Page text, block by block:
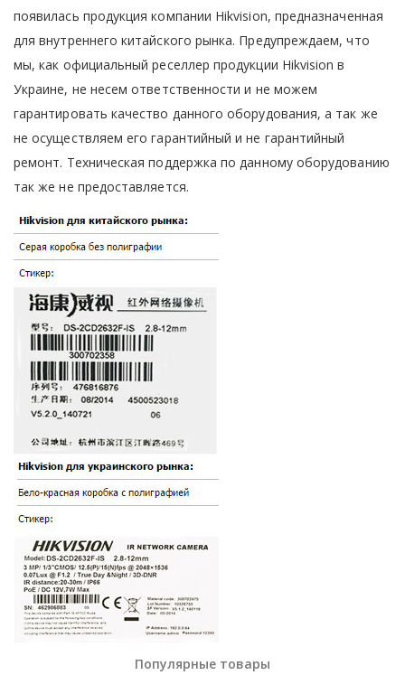
появилась продукция компании Hikvision, предназначенная
для внутреннего китайского рынка. Предупреждаем, что
мы, как официальный реселлер продукции Hikvision в
Украине, не несем ответственности и не можем
гарантировать качество данного оборудования, а так же
не осуществляем его гарантийный и не гарантийный
ремонт. Техническая поддержка по данному оборудованию
так же не предоставляется.
Популярные товары